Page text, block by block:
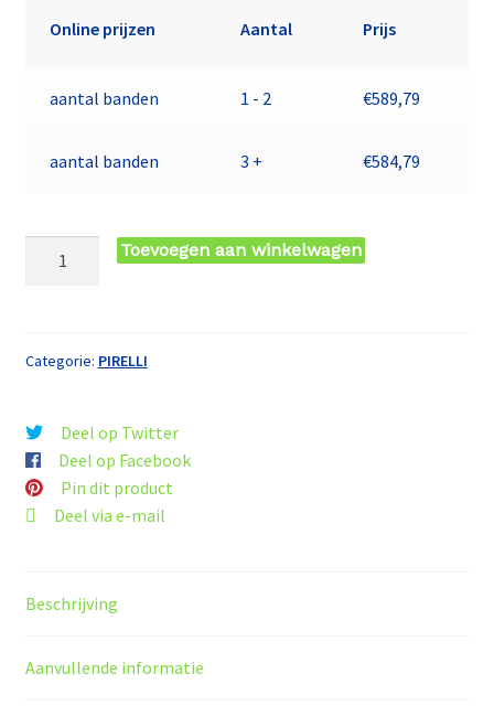
Online prijzen Aantal Prijs
aantal banden 1 - 2 €589,79
aantal banden 3 + €584,79
PI
NCS
(BH)
XL
PIRELLI
Toevoegen aan winkelwagen
Categorie: PIRELLI
Deel op Twitter
Deel op Facebook
Pin dit product
Deel via e-mail
Beschrijving
Aanvullende informatie